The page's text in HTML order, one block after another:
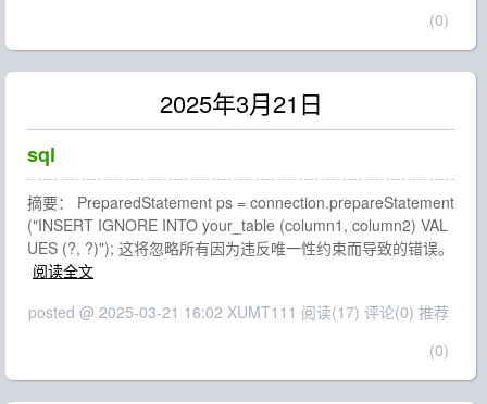
(0)
2025年3月21日
sql
摘要： PreparedStatement ps = connection.prepareStatement
("INSERT IGNORE INTO your_table (column1, column2) VAL
UES (?, ?)"); 这将忽略所有因为违反唯一性约束而导致的错误。
阅读全文
posted @ 2025-03-21 16:02 XUMT111 阅读(17) 评论(0) 推荐
(0)